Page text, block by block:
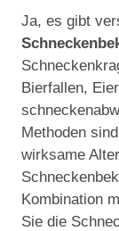
Ja, es gibt
Bierfallen,
Methoden
wirksame
Kombination
Sie die